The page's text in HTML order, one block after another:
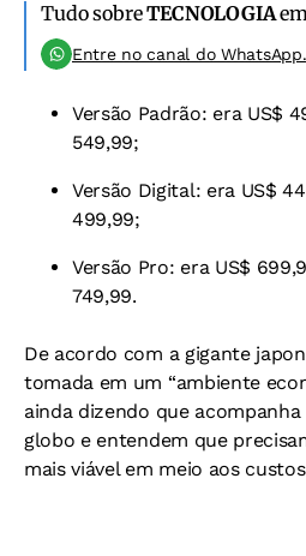
Tudo sobreTECNOLOGIA
Entre no canal do WhatsApp.
Versão Padrão: era US$
549,99;
Versão Digital: era US$
499,99;
Versão Pro: era US$
749,99.
De acordo com a gigante
tomada em um “ambiente
ainda dizendo que
globo e entendem que
mais viável em meio aos